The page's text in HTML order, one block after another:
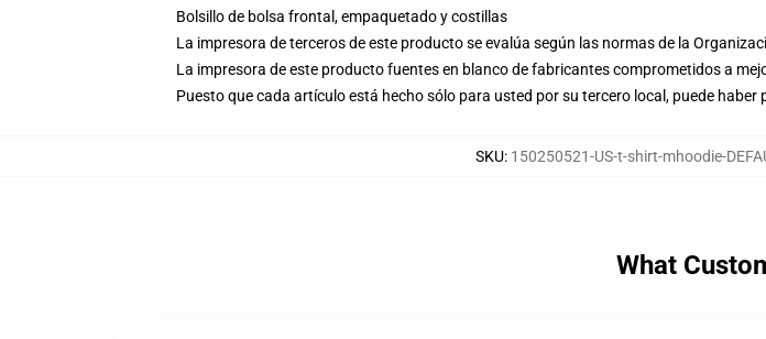
Bolsillo de bolsa frontal, empaquetado y costillas
La impresora de terceros de este producto se evalúa según las normas de la
La impresora de este producto fuentes en blanco de fabricantes comprometidos a
Puesto que cada artículo está hecho sólo para usted por su tercero local, puede
SKU: 150250521-US-t-shirt-mhoodie-
What